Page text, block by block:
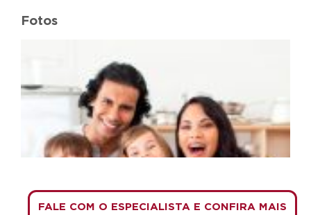
Fotos
FALE COM O ESPECIALISTA E CONFIRA MAIS